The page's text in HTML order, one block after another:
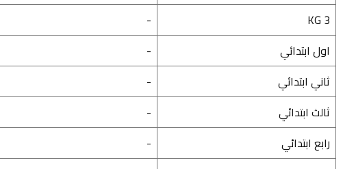
KG 3
-
اول ابتدائي
-
ثاني ابتدائي
-
ثالث ابتدائي
-
رابع ابتدائي
-